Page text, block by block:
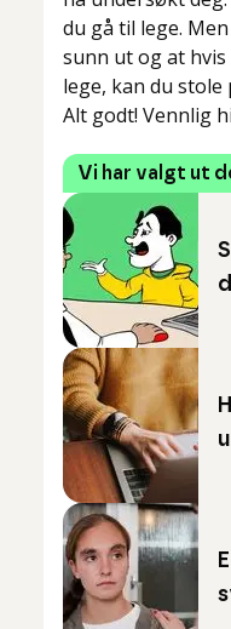
du gå til lege.
sunn ut og at
lege, kan du stole
Alt godt! Vennlig
Vi har valgt ut